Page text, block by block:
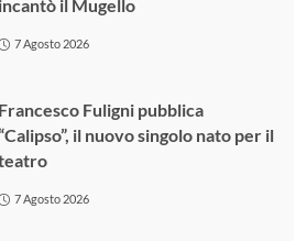
incantò il Mugello
7 Agosto 2026
Francesco Fuligni pubblica
il nuovo singolo nato per il
7 Agosto 2026